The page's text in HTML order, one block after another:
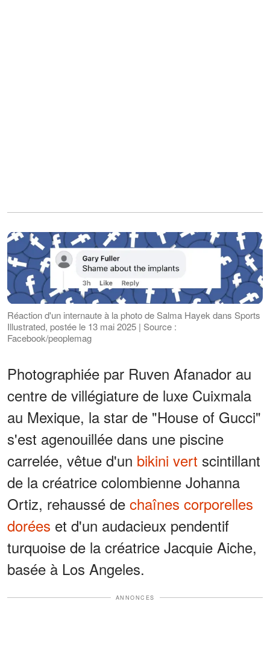
Réaction d'un internaute à la photo de Salma Hayek dans Sports
Illustrated, postée le 13 mai 2025 | Source :
Facebook/peoplemag
Photographiée par Ruven Afanador au
centre de villégiature de luxe Cuixmala
au Mexique, la star de "House of Gucci"
s'est agenouillée dans une piscine
carrelée, vêtue d'un bikini vert scintillant
de la créatrice colombienne Johanna
Ortiz, rehaussé de chaînes corporelles
dorées et d'un audacieux pendentif
turquoise de la créatrice Jacquie Aiche,
basée à Los Angeles.
ANNONCES